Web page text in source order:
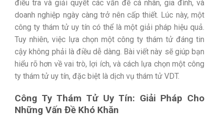
điều tra và giải quyết các vấn đề cá nhân, gia đình, và
doanh nghiệp ngày càng trở nên cấp thiết. Lúc này, một
công ty thám tử uy tín có thể là một giải pháp hiệu quả.
Tuy nhiên, việc lựa chọn một công ty thám tử đáng tin
cậy không phải là điều dễ dàng. Bài viết này sẽ giúp bạn
hiểu rõ hơn về vai trò, lợi ích, và cách lựa chọn một công
ty thám tử uy tín, đặc biệt là dịch vụ thám tử VDT.
Công Ty Thám Tử Uy Tín: Giải Pháp Cho
Những Vấn Đề Khó Khăn